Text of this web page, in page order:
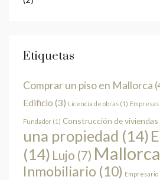
Etiquetas
Comprar un piso en Mallorca
Edificio (3) Licencia de obras (1) Empresas
Fundador (1) Construcción de viviendas
una propiedad (14)
(14) Lujo (7) Mallorca
Inmobiliario (10) Empresario